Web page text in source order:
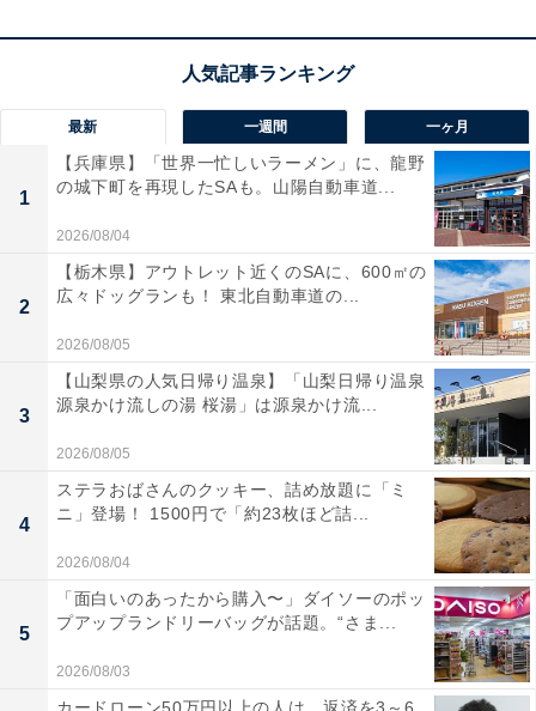
2
最新 一週間 一ヶ月
1
【兵庫県】「世界一忙しいラーメン」に、龍野
の城下町を再現したSAも。山陽自動車道...
2026/08/04
2
【栃木県】アウトレット近くのSAに、600㎡の
広々ドッグランも！ 東北自動車道の...
2026/08/05
3
【山梨県の人気日帰り温泉】「山梨日帰り温泉
源泉かけ流しの湯 桜湯」は源泉かけ流...
2026/08/05
4
ステラおばさんのクッキー、詰め放題に「ミ
ニ」登場！ 1500円で「約23枚ほど詰...
2026/08/04
5
「面白いのあったから購入〜」ダイソーのポッ
プアップランドリーバッグが話題。“さま...
2026/08/03